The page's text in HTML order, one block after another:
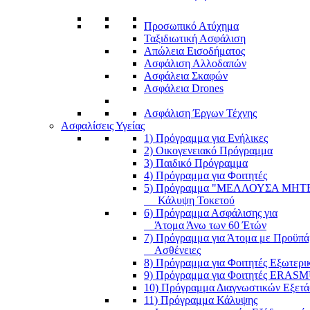
Προσωπικό Ατύχημα
Ταξιδιωτική Ασφάλιση
Απώλεια Εισοδήματος
Ασφάλιση Αλλοδαπών
Ασφάλεια Σκαφών
Ασφάλεια Drones
Ασφάλιση Έργων Τέχνης
Ασφαλίσεις Υγείας
1) Πρόγραμμα για Ενήλικες
2) Οικογενειακό Πρόγραμμα
3) Παιδικό Πρόγραμμα
4) Πρόγραμμα για Φοιτητές
5) Πρόγραμμα "ΜΕΛΛΟΥΣΑ
Κάλυψη Τοκετού
6) Πρόγραμμα Ασφάλισης για
Άτομα Άνω των 60 Έτών
7) Πρόγραμμα για Άτομα με
Ασθένειες
8) Πρόγραμμα για Φοιτητές
9) Πρόγραμμα για Φοιτητές
10) Πρόγραμμα Διαγνωστικών
11) Πρόγραμμα Κάλυψης